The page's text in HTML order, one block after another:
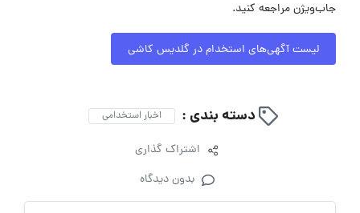
جاب‌ویژن مراجعه کنید.
لیست آگهی‌های استخدام در گلدیس کاشی
دسته بندی : اخبار استخدامی
اشتراک گذاری
بدون دیدگاه